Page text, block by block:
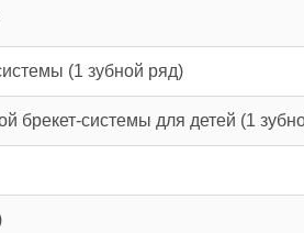
(1 зубной ряд)
брекет-системы для детей (1